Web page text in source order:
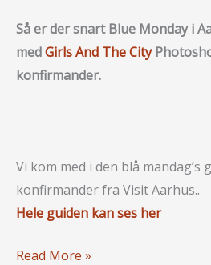
Så er der snart Blue Monday i
medGirls And The City
konfirmander.
Vi kom med i den blå mandag’s
konfirmander fra Visit Aarhus..
Hele guiden kan ses her
Blue
Read More »